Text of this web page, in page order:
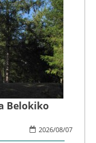
Belokiko
2026/08/07